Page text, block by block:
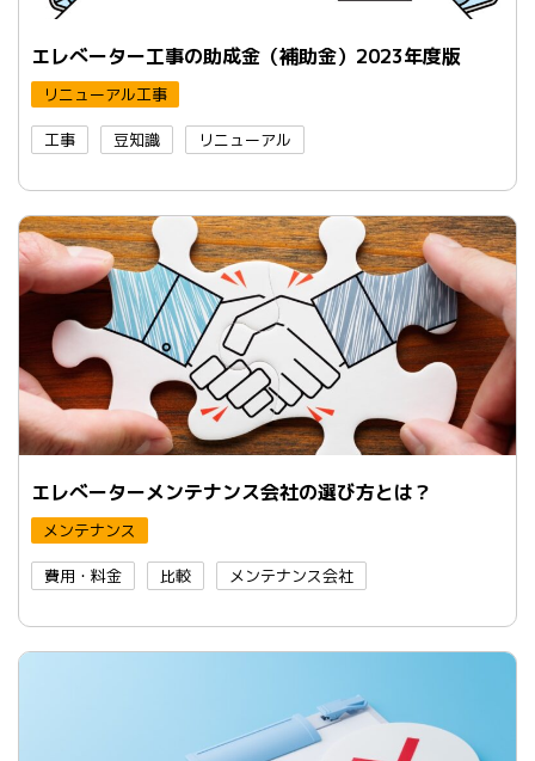
エレべーター工事の助成金（補助金）2023年度版
リニューアル工事
工事 豆知識 リニューアル
エレべーターメンテナンス会社の選び方とは？
メンテナンス
費用・料金 比較 メンテナンス会社